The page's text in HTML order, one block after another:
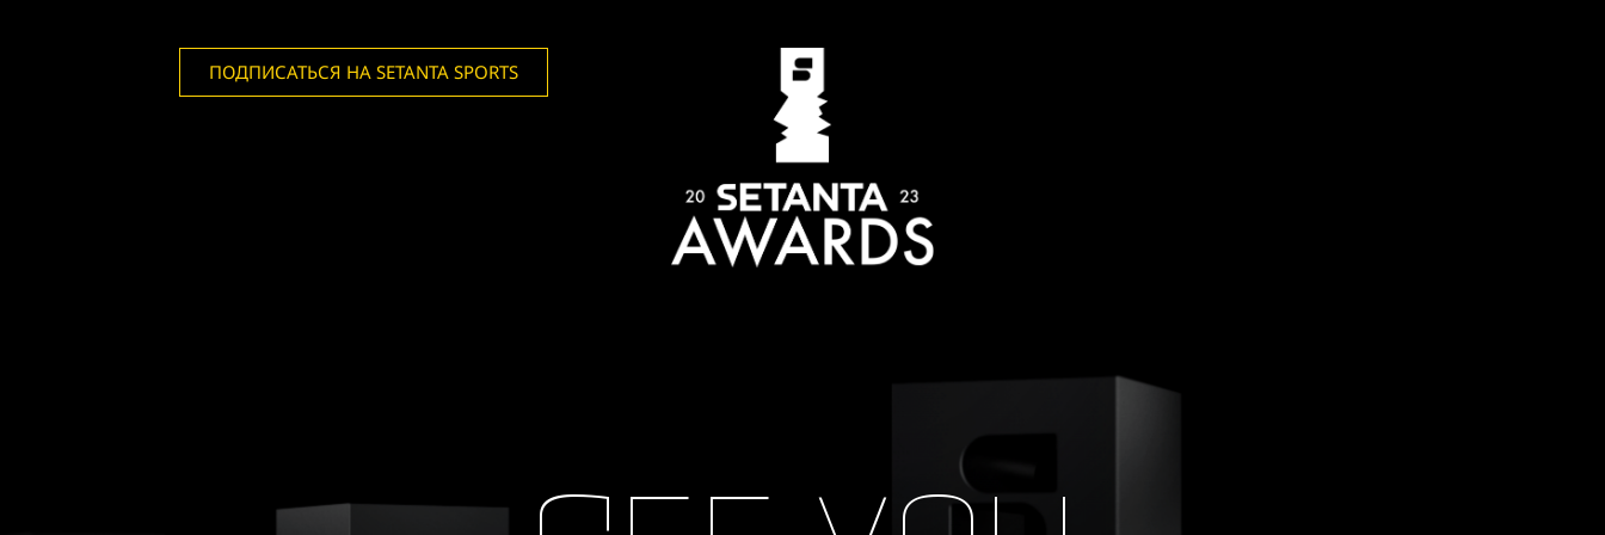
ПОДПИСАТЬСЯ НА SETANTA SPORTS